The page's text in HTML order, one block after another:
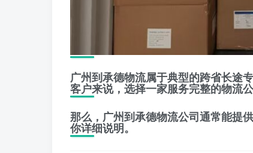
广州到承德物流属于典型的跨省长途
客户来说，选择一家服务完整的物流
那么，广州到承德物流公司通常能提
你详细说明。